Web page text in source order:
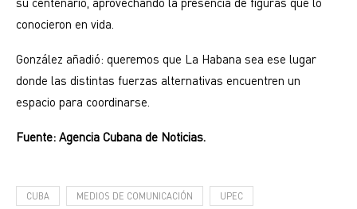
conocieron en vida.
González añadió: queremos que La Habana sea ese lugar
donde las distintas fuerzas alternativas encuentren un
espacio para coordinarse.
Fuente: Agencia Cubana de Noticias.
CUBA MEDIOS DE COMUNICACIÓN UPEC